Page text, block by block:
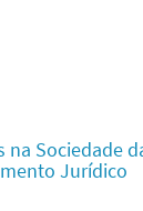
na Sociedade
Jurídico